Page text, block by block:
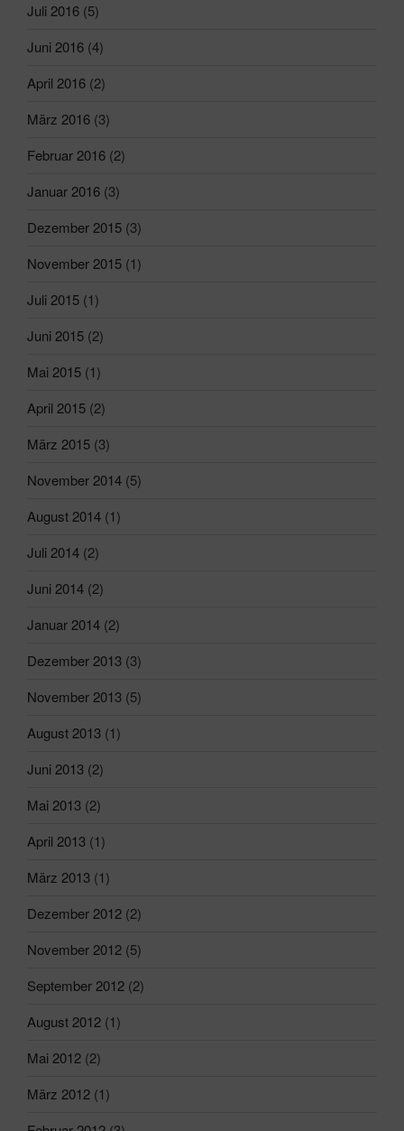
Juli 2016 (5)
Juni 2016 (4)
April 2016 (2)
März 2016 (3)
Februar 2016 (2)
Januar 2016 (3)
Dezember 2015 (3)
November 2015 (1)
Juli 2015 (1)
Juni 2015 (2)
Mai 2015 (1)
April 2015 (2)
März 2015 (3)
November 2014 (5)
August 2014 (1)
Juli 2014 (2)
Juni 2014 (2)
Januar 2014 (2)
Dezember 2013 (3)
November 2013 (5)
August 2013 (1)
Juni 2013 (2)
Mai 2013 (2)
April 2013 (1)
März 2013 (1)
Dezember 2012 (2)
November 2012 (5)
September 2012 (2)
August 2012 (1)
Mai 2012 (2)
März 2012 (1)